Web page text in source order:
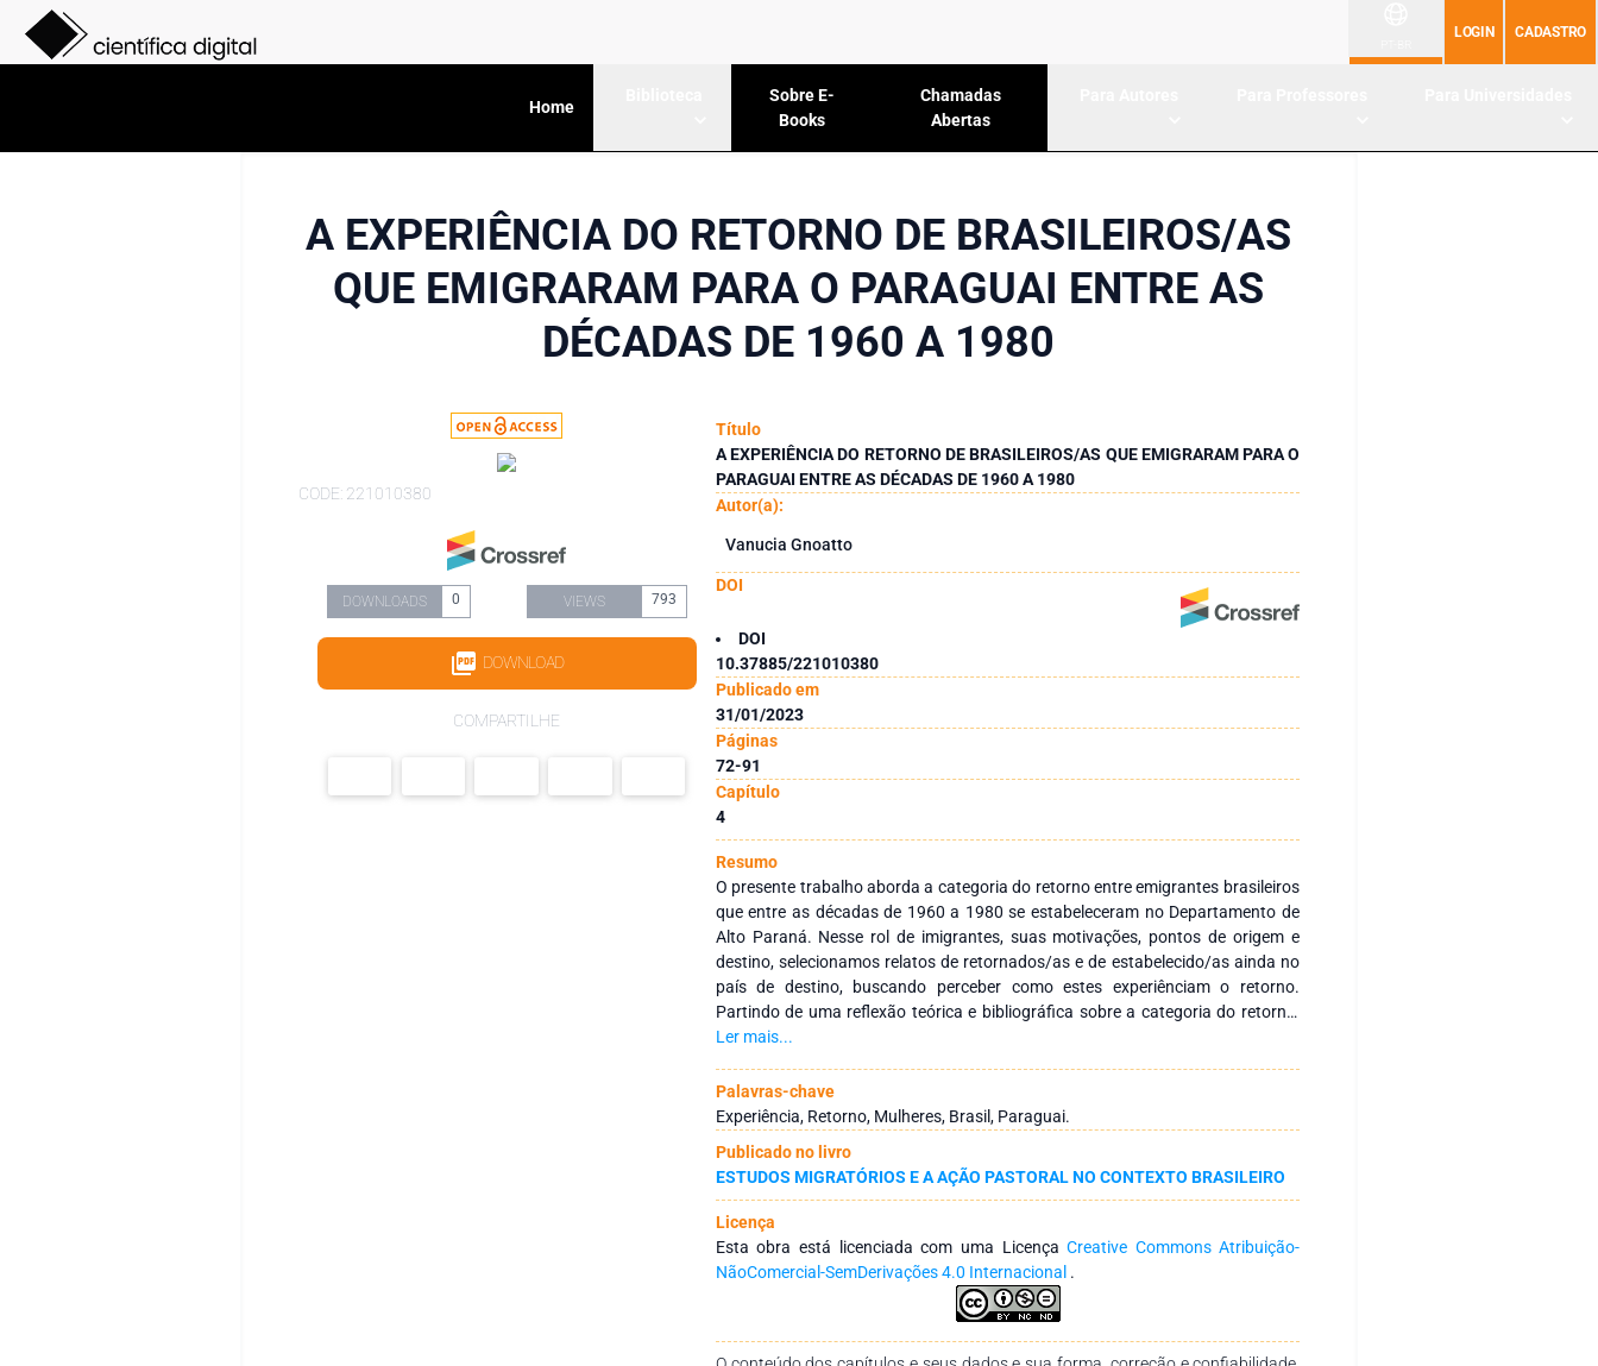
LOGIN CADASTRO
Home
Sobre E-
Books
Chamadas
Abertas
A EXPERIÊNCIA DO RETORNO DE BRASILEIROS/AS
QUE EMIGRARAM PARA O PARAGUAI ENTRE AS
DÉCADAS DE 1960 A 1980
CODE: 221010380
DOWNLOADS 0 VIEWS 793
DOWNLOAD
COMPARTILHE
Título
A EXPERIÊNCIA DO RETORNO DE BRASILEIROS/AS QUE EMIGRARAM PARA O
PARAGUAI ENTRE AS DÉCADAS DE 1960 A 1980
Autor(a):
Vanucia Gnoatto
DOI
DOI
10.37885/221010380
Publicado em
31/01/2023
Páginas
72-91
Capítulo
4
Resumo
O presente trabalho aborda a categoria do retorno entre emigrantes brasileiros
que entre as décadas de 1960 a 1980 se estabeleceram no Departamento de
Alto Paraná. Nesse rol de imigrantes, suas motivações, pontos de origem e
destino, selecionamos relatos de retornados/as e de estabelecido/as ainda no
país de destino, buscando perceber como estes experiênciam o retorno.
Partindo de uma reflexão teórica e bibliográfica sobre a categoria do retorno,
buscamos mostrar através de entrevistas, na modalidade de história oral de
Paraguai, no Paraguai e em municípios brasileiros fronteiriços do estado do
Paraná, as múltiplas variáveis em torno da migração de retorno. Conclui-se que
este retorno quando ocorre pode ser permanente ou temporário e que esta
experiência se apresenta de forma distinta para homens e mulheres,
retornados ou não. Além disso, notou-se nos casos analisados o protagonismo
maior das mulheres após o retorno na questão laboral e busca por serviços
públicos.
Ler mais...
Palavras-chave
Experiência, Retorno, Mulheres, Brasil, Paraguai.
Publicado no livro
ESTUDOS MIGRATÓRIOS E A AÇÃO PASTORAL NO CONTEXTO BRASILEIRO
Licença
Esta obra está licenciada com uma LicençaCreative Commons Atribuição-
NãoComercial-SemDerivações 4.0 Internacional .